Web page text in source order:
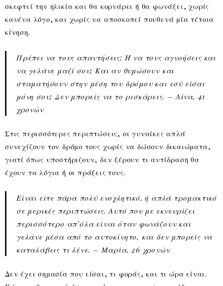
σκεφτεί την ηλικία και θα κορνάρει ή θα φωνάξει, χωρίς
κανένα λόγο, και χωρίς να αποσκοπεί πουθενά μία τέτοια
κίνηση.
Πρέπει να τους απαντήσεις; Ή να τους αγνοήσεις και
να γελάνε μαζί σου; Και αν θυμώσουν και
σταματήσουν στην μέση του δρόμου και εσύ είσαι
μόνη σου; Δεν μπορείς να το ρισκάρεις. – Λίνα, 41
χρονών
Στις περισσότερες περιπτώσεις, οι γυναίκες απλά
συνεχίζουν τον δρόμο τους χωρίς να δώσουν δικαιώματα,
γιατί όπως υποστήριζουν, δεν ξέρουν τι αντίδραση θα
έχουν τα λόγια ή οι πράξεις τους.
Είναι είτε πάρα πολύ ενοχλητικό, ή απλά τρομακτικό
σε μερικές περιπτώσεις. Αυτό που με εκνευρίζει
περισσότερο απ’όλα είναι όταν φωνάζουν και
γελάνε μέσα από το αυτοκίνητο, και δεν μπορείς να
καταλάβεις τι λένε. – Μαρία, 26 χρονών
Δεν έχει σημασία που είσαι, τι φοράς, και τι ώρα είναι.